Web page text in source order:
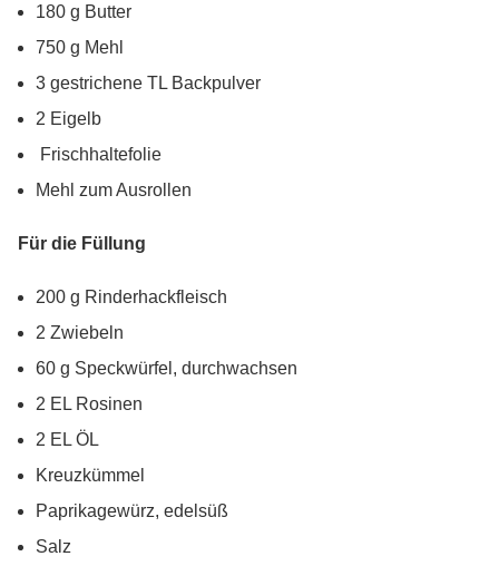
180 g Butter
750 g Mehl
3 gestrichene TL Backpulver
2 Eigelb
Frischhaltefolie
Mehl zum Ausrollen
Für die Füllung
200 g Rinderhackfleisch
2 Zwiebeln
60 g Speckwürfel, durchwachsen
2 EL Rosinen
2 EL ÖL
Kreuzkümmel
Paprikagewürz, edelsüß
Salz